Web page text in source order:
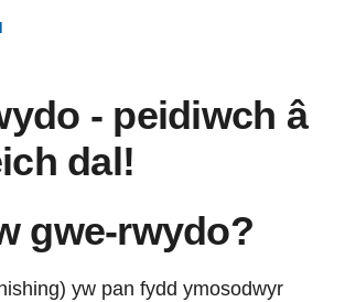
- peidiwch â
dal!
gwe-rwydo?
yw pan fydd ymosodwyr